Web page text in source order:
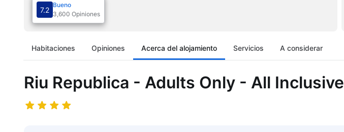
7.2
Bueno
3,600 Opiniones
Habitaciones Opiniones Acerca del alojamiento Servicios A considerar
Riu Republica - Adults Only - All Inclusive